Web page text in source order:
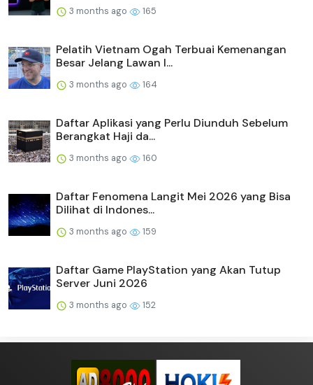
3 months ago 165
Pelatih Vietnam Ogah Terbuai Kemenangan
Besar Jelang Lawan I...
3 months ago 164
Daftar Aplikasi yang Perlu Diunduh Sebelum
Berangkat Haji da...
3 months ago 160
Daftar Fenomena Langit Mei 2026 yang Bisa
Dilihat di Indones...
3 months ago 159
Daftar Game PlayStation yang Akan Tutup
Server Juni 2026
3 months ago 152